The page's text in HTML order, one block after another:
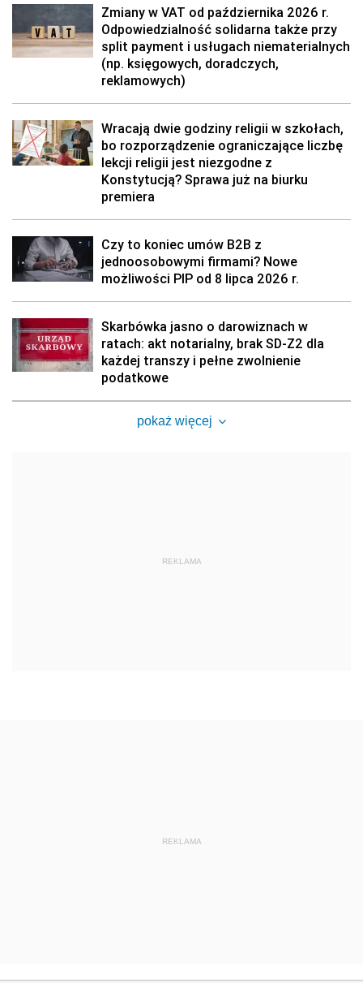
Zmiany w VAT od października 2026 r.
Odpowiedzialność solidarna także przy
split payment i usługach niematerialnych
(np. księgowych, doradczych,
reklamowych)
Wracają dwie godziny religii w szkołach,
bo rozporządzenie ograniczające liczbę
lekcji religii jest niezgodne z
Konstytucją? Sprawa już na biurku
premiera
Czy to koniec umów B2B z
jednoosobowymi firmami? Nowe
możliwości PIP od 8 lipca 2026 r.
Skarbówka jasno o darowiznach w
ratach: akt notarialny, brak SD-Z2 dla
każdej transzy i pełne zwolnienie
podatkowe
pokaż więcej
REKLAMA
REKLAMA